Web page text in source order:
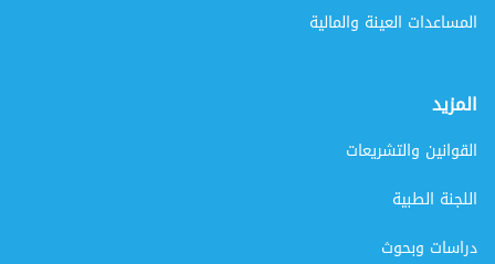
المساعدات العينة والمالية
المزيد
القوانين والتشريعات
اللجنة الطبية
دراسات وبحوث